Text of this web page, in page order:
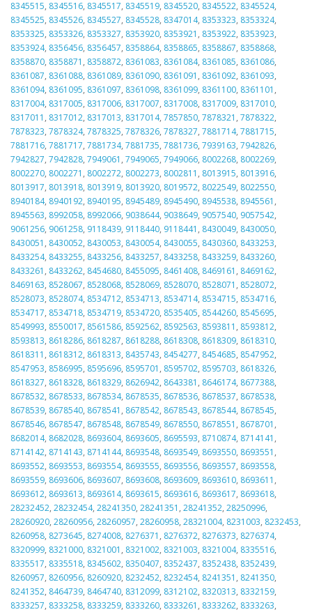
8345515, 8345516, 8345517, 8345519, 8345520, 8345522, 8345524,
8345525, 8345526, 8345527, 8345528, 8347014, 8353323, 8353324,
8353325, 8353326, 8353327, 8353920, 8353921 , 8353922, 8353923,
8353924, 8356456, 8356457, 8358864, 8358865, 8358867, 8358868,
8358870, 8358871 , 8358872, 8361083, 8361084, 8361085, 8361086,
8361087, 8361088, 8361089, 8361090, 8361091 , 8361092, 8361093,
8361094, 8361095, 8361097, 8361098, 8361099, 8361100, 8361101 ,
8317004, 8317005, 8317006, 8317007, 8317008, 8317009, 8317010,
8317011 , 8317012, 8317013, 8317014, 7857850, 7878321 , 7878322,
7878323, 7878324, 7878325, 7878326, 7878327, 7881714, 7881715,
7881716, 7881717, 7881734, 7881735, 7881736, 7939163, 7942826,
7942827, 7942828, 7949061 , 7949065, 7949066, 8002268, 8002269,
8002270, 8002271 , 8002272, 8002273, 8002811 , 8013915, 8013916,
8013917, 8013918, 8013919, 8013920, 8019572, 8022549, 8022550,
8940184, 8940192, 8940195, 8945489, 8945490, 8945538, 8945561 ,
8945563, 8992058, 8992066, 9038644, 9038649, 9057540, 9057542,
9061256, 9061258, 9118439, 9118440, 9118441 , 8430049, 8430050,
8430051 , 8430052, 8430053, 8430054, 8430055, 8430360, 8433253,
8433254, 8433255, 8433256, 8433257, 8433258, 8433259, 8433260,
8433261 , 8433262, 8454680, 8455095, 8461408, 8469161 , 8469162,
8469163, 8528067, 8528068, 8528069, 8528070, 8528071 , 8528072,
8528073, 8528074, 8534712, 8534713, 8534714, 8534715, 8534716,
8534717, 8534718, 8534719, 8534720, 8535405, 8544260, 8545695,
8549993, 8550017, 8561586, 8592562, 8592563, 8593811 , 8593812,
8593813, 8618286, 8618287, 8618288, 8618308, 8618309, 8618310,
8618311 , 8618312, 8618313, 8435743, 8454277, 8454685, 8547952,
8547953, 8586995, 8595696, 8595701 , 8595702, 8595703, 8618326,
8618327, 8618328, 8618329, 8626942, 8643381 , 8646174, 8677388,
8678532, 8678533, 8678534, 8678535, 8678536, 8678537, 8678538,
8678539, 8678540, 8678541 , 8678542, 8678543, 8678544, 8678545,
8678546, 8678547, 8678548, 8678549, 8678550, 8678551 , 8678701 ,
8682014, 8682028, 8693604, 8693605, 8695593, 8710874, 8714141 ,
8714142, 8714143, 8714144, 8693548, 8693549, 8693550, 8693551 ,
8693552, 8693553, 8693554, 8693555, 8693556, 8693557, 8693558,
8693559, 8693606, 8693607, 8693608, 8693609, 8693610, 8693611 ,
8693612, 8693613, 8693614, 8693615, 8693616, 8693617, 8693618,
28232452, 28232454, 28241350, 28241351 , 28241352, 28250996,
28260920, 28260956, 28260957, 28260958, 28321004, 8231003, 8232453,
8260958, 8273645, 8274008, 8276371 , 8276372, 8276373, 8276374,
8320999, 8321000, 8321001 , 8321002, 8321003, 8321004, 8335516,
8335517, 8335518, 8345602, 8350407, 8352437, 8352438, 8352439,
8260957, 8260956, 8260920, 8232452, 8232454, 8241351 , 8241350,
8241352, 8464739, 8464740, 8312099, 8312102, 8320313, 8332159,
8333257, 8333258, 8333259, 8333260, 8333261 , 8333262, 8333263,